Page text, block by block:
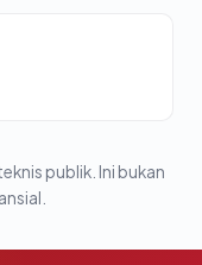
publik. Ini bukan